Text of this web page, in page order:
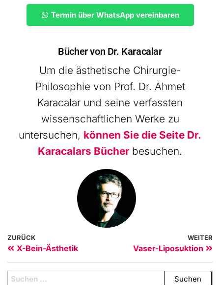
Termin über WhatsApp vereinbaren
Bücher von Dr. Karacalar
Um die ästhetische Chirurgie-
Philosophie von Prof. Dr. Ahmet
Karacalar und seine verfassten
wissenschaftlichen Werke zu
untersuchen, können Sie die Seite Dr.
Karacalars Bücherbesuchen.
ZURÜCK
X-Bein-Ästhetik
WEITER
Vaser-Liposuktion